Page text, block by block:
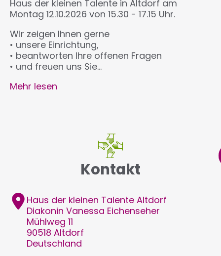
Haus der kleinen Talente in Altdorf am
Montag 12.10.2026 von 15.30 - 17.15 Uhr.
Wir zeigen Ihnen gerne
• unsere Einrichtung,
• beantworten Ihre offenen Fragen
• und freuen uns Sie…
Mehr lesen
Kontakt
Adresse
Haus der kleinen Talente Altdorf
Diakonin Vanessa Eichenseher
Mühlweg 11
90518 Altdorf
Deutschland